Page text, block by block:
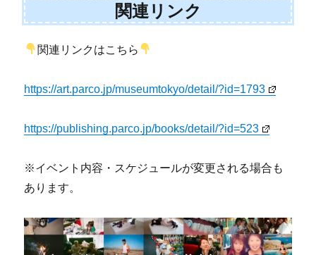
関連リンク
関連リンクはこちら
https://art.parco.jp/museumtokyo/detail/?id=1793
https://publishing.parco.jp/books/detail/?id=523
※イベント内容・スケジュールが変更される場合も
あります。